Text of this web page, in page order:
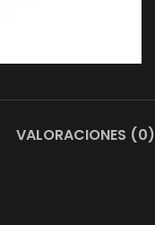
VALORACIONES (0)